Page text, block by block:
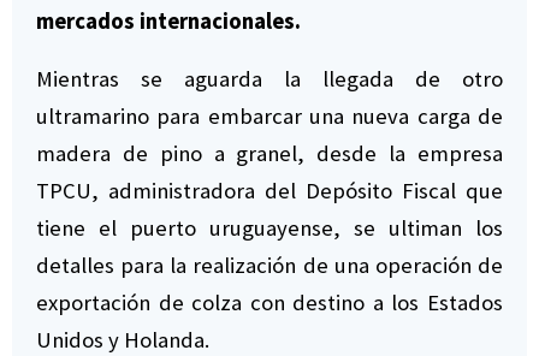
mercados internacionales.
Mientras se aguarda la llegada de otro
ultramarino para embarcar una nueva carga de
madera de pino a granel, desde la empresa
TPCU, administradora del Depósito Fiscal que
tiene el puerto uruguayense, se ultiman los
detalles para la realización de una operación de
exportación de colza con destino a los Estados
Unidos y Holanda.